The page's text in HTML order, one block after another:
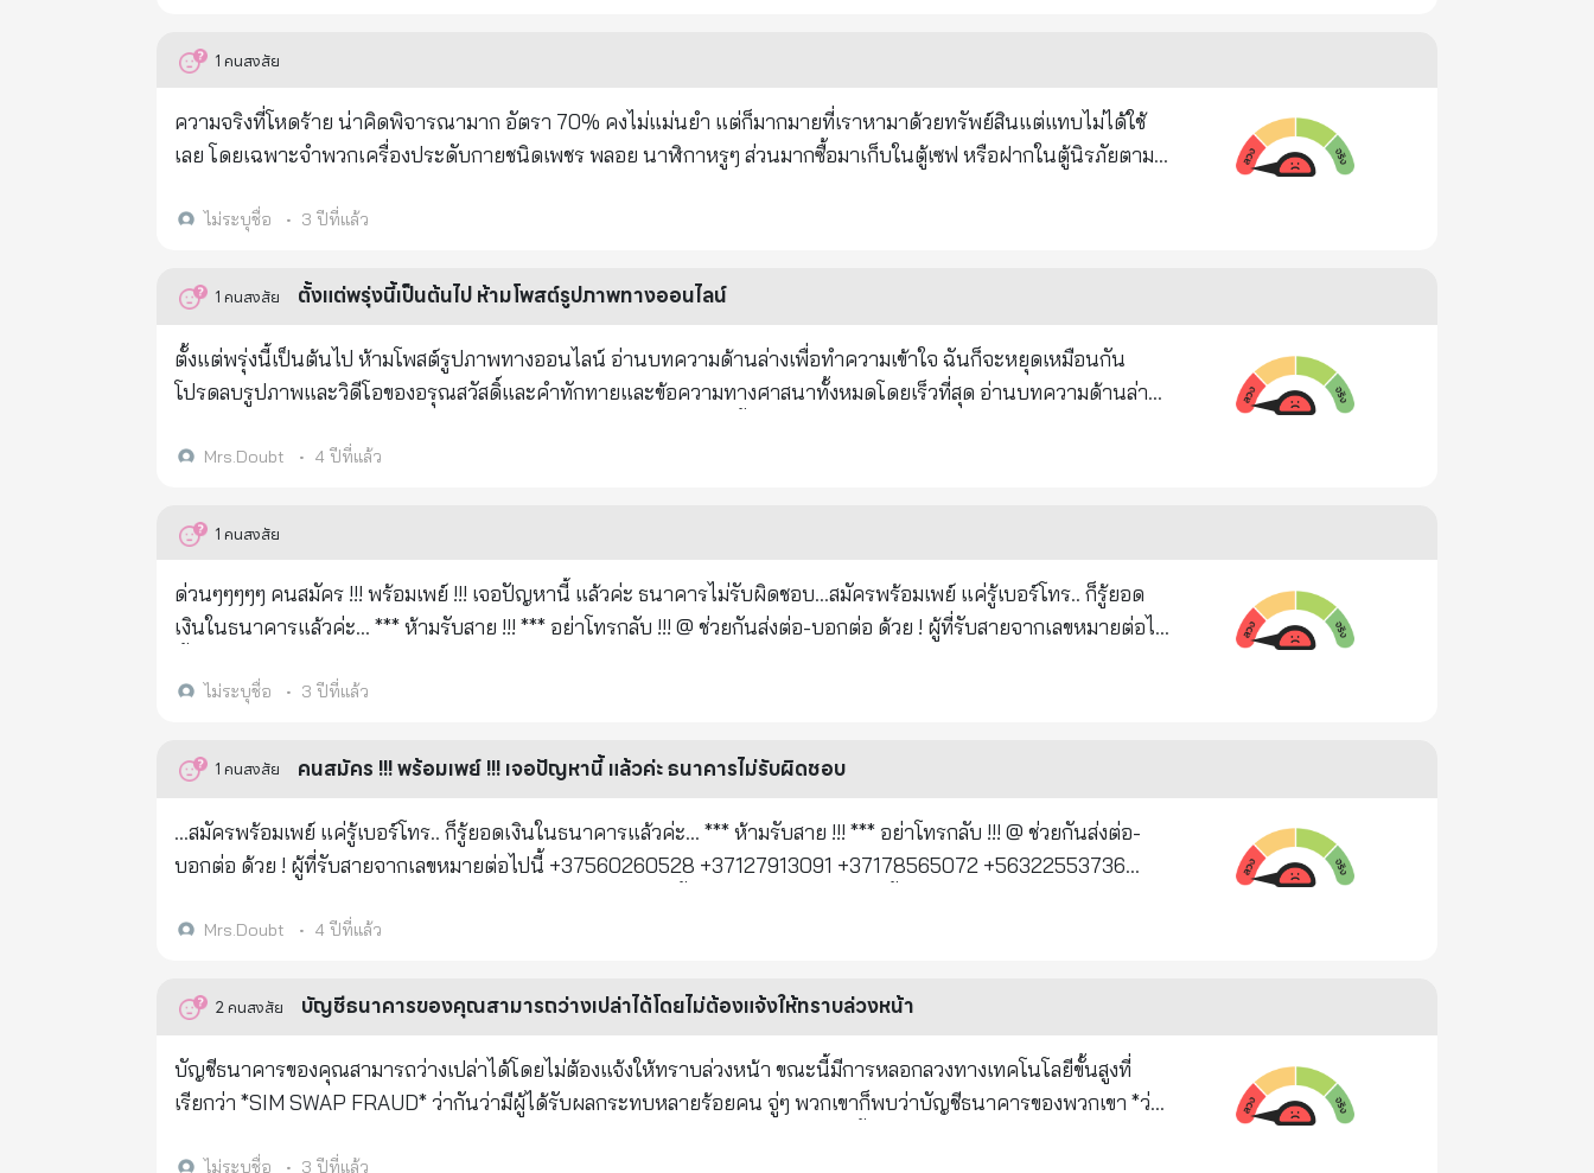
1588 ธนาคารพัฒนาวิสาหกิจขนาดกลางและขนาดย่อมแห่งประเทศไทย โทร. 1357 ธนาคารเพื่อการเกษตรและสหกรณ์
โทร. 1115 ธนาคารอาคารสงเคราะห์ โทร. 0-2645-9000 ธนาคารอิสลามแห่งประเทศไทย โทร. 1302 3. ตามหาโทรศัพท์
ที่หายไป ลองใช้ฟีเจอร์ Find My Device หรือ Find My iPhone เพื่อเช็กตำแหน่งบนแผนที่ดูว่าโทรศัพท์ของเราอยู่ที่ไหน
ทำยังไงมาดู 4. เปิดใช้งานในโทรศัพท์เครื่องใหม่ หลังจากได้โทรศัพท์คืนหรือซื้อเครื่องใหม่มาแล้ว ให้ติดต่อกับผู้ให้บริการ
ธนาคารเพื่อขอเปิดใช้งานการทำธุรกรรมออนไลน์หรือ Mobile Banking อีกครั้งด้วย #โทรศัพท์มือถือ #MobileBanking
#findmyphone #findmyiphone cr : https://money.kapook.com/view255596.html
ไม่สามารถที่จะทำให้ได้ 4 แก้วในตอนที่เริ่มต้น แต่ไม่ช้าคุณจะทำได้..... #หมายเหตุ: อย่าพึ่งกินอะไรตามหลังจากดื่มน้ำ
○ความดันโลหิต ใน 30 วัน ○ปัญหาเกี่ยวกับกระเพาะอาหาร ใน 10 วัน ○มะเร็งทุกชนิด ภายใน 9 เดือน ○การอุดตันของ
เส้นเลือด ใน 6 เดือน ○การย่อยอาหารไม่ดี ใน 10 วัน ○มดลูกและโรคที่เกี่ยวข้อง ใน 10 วัน ○ปัญหาจมูกหูและลำคอ ใน 10
ชักและอัมพาตอย่างต่อเนื่อง เป็นเวลา 9 เดือน ○หอบหืด ภายใน 4 เดือน #พึงระลึกไว้เสมอว่า น้ำเย็นจะเป็นอันตรายต่อ
หัวใจและทำให้หัวใจวาย เครื่องดื่มเย็นเป็นสาเหตุสำคัญของการเกิดอาการหัวใจวาย #นอกจากนี้ยังสร้างปัญหาในตับ
ทำให้ไขมันติดอยู่กับตับ คนส่วนใหญ่รอการปลูกถ่ายตับเป็นเหยื่อของการดื่มน้ำเย็น #*น้ำเย็นส่งผลกระทบต่อผนังภายใน
ของกระเพาะอาหาร มีผลต่อลำไส้ใหญ่ และส่งผลต่อมะเร็ง ##โปรดอย่าเก็บข้อมูลนี้ไว้ เพื่อตัวคุณเอง บอกให้ใครบางคนซึ่ง
อาจช่วยชีวิตคนอื่นได้น
1 คนสงสัย
ความจริงที่โหดร้าย น่าคิดพิจารณามาก อัตรา 70% คงไม่แม่นยำ แต่ก็มากมายที่เราหามาด้วยทรัพย์สินแต่แทบไม่ได้ใช้
เลย โดยเฉพาะจำพวกเครื่องประดับกายชนิดเพชร พลอย นาฬิกาหรูๆ ส่วนมากซื้อมาเก็บในตู้เซฟ หรือฝากในตู้นิรภัยตาม
ความเร็วนั้นเหลือใช้ บ้านหรูๆ 1 หลัง, 70%ของพื้นที่นั้นว่างเปล่า ในมหาวิทยาลัยสักแห่ง ,70% ของศาสตราจารย์เป็นพวก
ประโยชน์ เงินที่หามาทั้งชีวิต , 70% ก็ทิ้งไว้ให้ผู้อื่นใช้ คนอยู่บนสวรรค์ เงินอยู่ในธนาคาร สรุป: ชีวิตที่เรียบง่าย ให้สนุกกับ
ผลแต่ก็ต้องยอมคน มีอำนาจแต่ก็ต้องรู้จักถ่อมตน ไม่เหนื่อยแต่ก็ต้องพักผ่อน ไม่รวยแต่ก็ต้องรู้จักพอเพียง ธุระยุ่งแค่ไหนก็
ต้องรู้จักพักผ่อน หมั่นเตือนตน: ชีวิตนี้สั้นนัก หากเวลาของคุณยังมีเหลือเฟือ ส่งต่อข้อความเหล่านี้ต่อให้เพื่อนของคุณ ให้
เวลาที่ยังจับมือไหว ให้เชิญเพื่อนมาสังสรรค์, เวลาที่ยังกอดไหว ให้โอบกอดให้ชื่นใจ, ทำหน้าที่พ่อ แม่ ลูก สามี ภรรยา พี่ น้อง
ไม่ระบุชื่อ • 3 ปีที่แล้ว
1 คนสงสัย ตั้งแต่พรุ่งนี้เป็นต้นไป ห้ามโพสต์รูปภาพทางออนไลน์
ตั้งแต่พรุ่งนี้เป็นต้นไป ห้ามโพสต์รูปภาพทางออนไลน์ อ่านบทความด้านล่างเพื่อทำความเข้าใจ ฉันก็จะหยุดเหมือนกัน
โปรดลบรูปภาพและวิดีโอของอรุณสวัสดิ์และคำทักทายและข้อความทางศาสนาทั้งหมดโดยเร็วที่สุด อ่านบทความด้านล่าง
บุกรุกที่ผิดกฎหมาย คำเตือนจากทนายความ Olga Nikolaevnas: ความสนใจ! สำหรับคนที่ชอบส่ง Good Morning! มันเป็น
สัญญาณความทุกข์ให้กับสมาชิกและผู้เชี่ยวชาญทุกคน - คำแนะนำ: อย่าส่งรูปภาพและวิดีโอเช่นอรุณสวัสดิ์และราตรีสวัสดิ์
ข้อความเหล่านี้ แฮ็กเกอร์จะใช้อุปกรณ์ของคุณเพื่อขโมยข้อมูลส่วนบุคคล เช่น ข้อมูลบัตรธนาคารและข้อมูล และเจาะเข้าไป
ในของคุณ โทรศัพท์. มีรายงานว่ามีผู้เสียหายมากกว่า 500,000 รายที่ถูกหลอก หากคุณต้องการทักทายใครสักคน ให้เขียน
ปลอดภัย อย่าลืมลบคำทักทายและรูปภาพทั้งหมดออกจากโทรศัพท์ของคุณ หากมีคนส่งภาพดังกล่าวถึงคุณ ให้ลบออกจาก
ของคุณเพื่อป้องกันการถูกแฮ็ค ทักทายด้วยคำพูดของคุณเองและส่งเฉพาะภาพและวิดีโอที่คุณสร้างขึ้นเพื่อทักทาย มัน
กับโทรศัพท์ และทุกคนก็มีรายชื่อมากมายในโทรศัพท์ การแฮ็กแบบนี้ไม่เพียงแต่เป็นภัยคุกคามต่อตัวคุณเอง แต่ยังรวมถึง
โทรศัพท์ เพื่อน และคนรู้จักของคุณด้วย! นี่มันโหดร้าย นี่คือเทคโนโลยีใหม่ที่ผู้ก่อการร้ายใช้เพื่อเข้าถึงซิมการ์ดมือถือของ
อนุญาต! ! ! ว้าว ! ! ! เรียน ครอบครัวและเพื่อนรัก! ! เป็นความจริงที่ Zafar บอกฉันเกี่ยวกับเรื่องนี้เมื่อฉันอยู่ในกาตาร์และ
อยู่เบื้องหลัง เขาถามฉันเมื่อนานมาแล้วว่าอย่าส่งภาพที่ออกแบบไว้ล่วงหน้าเหล่านี้ให้เขา เพราะเขาทำงานจากที่บ้านและไม่
ต้องการให้โทรศัพท์ของเขาถูกแฮ็ก เราไม่จำเป็นต้องอวยพรกันและกันด้วยการส่งภาพเหล่านี้ เราสามารถส่งข้อความแสดง
น้ำใจด้วยการเขียนกันเอง หวังว่าพวกคุณคงไม่ว่าอะไรถ้าฉันไม่ส่งภาพอรุณสวัสดิ์ วันดีๆ เหล่านี้ และขอให้คุณไม่ส่งฉันเช่น
กัน
Mrs.Doubt • 4 ปีที่แล้ว
1 คนสงสัย
ด่วนๆๆๆๆๆ คนสมัคร !!! พร้อมเพย์ !!! เจอปัญหานี้ แล้วค่ะ ธนาคารไม่รับผิดชอบ...สมัครพร้อมเพย์ แค่รู้เบอร์โทร.. ก็รู้ยอด
เงินในธนาคารแล้วค่ะ... *** ห้ามรับสาย !!! *** อย่าโทรกลับ !!! @ ช่วยกันส่งต่อ-บอกต่อ ด้วย ! ผู้ที่รับสายจากเลขหมายต่อไป
หมายใดก็ตามที่ขึ้นต้นด้วยหมายเลขต่อไปนี้ +375, +371, +381, มันจะดังเรียกเพียงครั้งเดียว ถ้าคุณโทรกลับไปยังเลข
วินาที ถ้าคุณมีรายละเอียดของบัญชีธนาคารและเครดิตการ์ดมันก็จะก็อปปี้ไปด้วย รหัส +375 จากเบลารุส อาฟกานิสถาน
เลขหมายพวกนี้มาจาก อิสลาม มุสลิม หัวรุนแรง หรือ IS (ไอเอส).อย่าต่อโทรศัพท์กลับ ช่วยส่งต่อให้เพื่อน ๆ และคนใน
ครอบครัวด้วย อันตรายมาก...
ไม่ระบุชื่อ • 3 ปีที่แล้ว
1 คนสงสัย คนสมัคร !!! พร้อมเพย์ !!! เจอปัญหานี้ แล้วค่ะ ธนาคารไม่รับผิดชอบ
...สมัครพร้อมเพย์ แค่รู้เบอร์โทร.. ก็รู้ยอดเงินในธนาคารแล้วค่ะ... *** ห้ามรับสาย !!! *** อย่าโทรกลับ !!! @ ช่วยกันส่งต่อ-
บอกต่อ ด้วย ! ผู้ที่รับสายจากเลขหมายต่อไปนี้ +37560260528 +37127913091 +37178565072 +56322553736
เรียกเพียงครั้งเดียว ถ้าคุณโทรกลับไปยังเลขหมายข้างต้นมันจะคิดค่าโทรศัพท์คุณ 15-30 เหรียญสหรัฐ มันจะก็อปปี้
ก็อปปี้ไปด้วย รหัส +375 จากเบลารุส อาฟกานิสถาน รหัส +371 จากลัตเวีย, รหัส +381 จากเซอร์เบีย รหัส +563 จากวาปา
อย่าต่อโทรศัพท์กลับ ช่วยส่งต่อให้เพื่อน ๆ และคนในครอบครัวด้วย อันตรายมาก...
Mrs.Doubt • 4 ปีที่แล้ว
2คนสงสัย บัญชีธนาคารของคุณสามารถว่างเปล่าได้โดยไม่ต้องแจ้งให้ทราบล่วงหน้า
บัญชีธนาคารของคุณสามารถว่างเปล่าได้โดยไม่ต้องแจ้งให้ทราบล่วงหน้า ขณะนี้มีการหลอกลวงทางเทคโนโลยีขั้นสูงที่
เรียกว่า *SIM SWAP FRAUD* ว่ากันว่ามีผู้ได้รับผลกระทบหลายร้อยคน จู่ๆ พวกเขาก็พบว่าบัญชีธนาคารของพวกเขา *ว่าง
ไม่ระบุชื่อ • 3 ปีที่แล้ว